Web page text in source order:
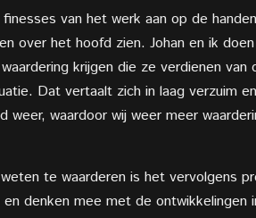
van het werk aan op de
over het hoofd zien. Johan en ik
krijgen die ze verdienen
Dat vertaalt zich in laag verzuim
weer, waardoor wij weer meer
te waarderen is het vervolgens
denken mee met de ontwikkelingen